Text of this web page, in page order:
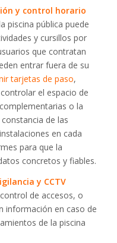
y control horario
piscina pública puede
y cursillos por
que contratan
entrar fuera de su
tarjetas de paso,
el espacio de
o la
de las
en cada
para que la
concretos y fiables.
y CCTV
de accesos, o
información en caso de
de la piscina